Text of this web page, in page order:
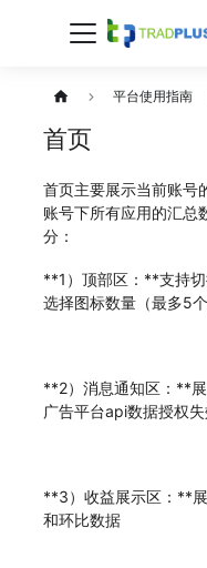
平台使用指南
首页
首页主要展示当前账号
账号下所有应用的汇总
分：
**1）顶部区：**支持
选择图标数量（最多5个
**2）消息通知区：**
广告平台api数据授权失
**3）收益展示区：**
和环比数据